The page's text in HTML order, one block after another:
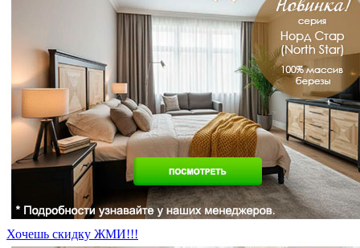
Хочешь скидку ЖМИ!!!